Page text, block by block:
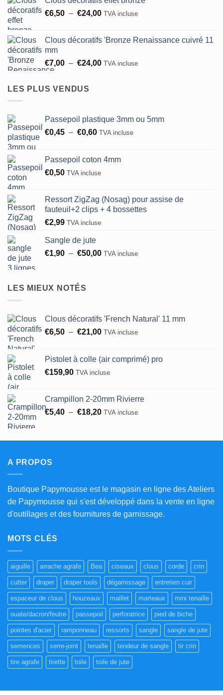
prix :
€5,30
€6,50 – €24,00Plage
€6,50
€24,00
TVA incluse
Clous décoratifs 'Bronze Renaissance cuivré 11
mm
€7,00 – €24,00Plage
€24,00
TVA incluse
LES PLUS VENDUS
Passepoil plastique 3mm ou 5mm
€0,45 – €0,60Plage
€0,45
à
TVA incluse
Passepoil coton 4mm
€0,50 TVA incluse
Ressort ZigZag (Nosag) pour assise de
fauteuil+2 clips + 4 bossettes
€2,99 TVA incluse
Sangle de jute
€1,90 – €50,00Plage
TVA incluse
LES MIEUX NOTÉS
Clous décoratifs 'French Natural' 11 mm
€6,50 – €21,00Plage
€6,50
à
TVA incluse
Pistolet à colle (air comprimé) pro
€159,90 TVA incluse
Crampillon 2-20mm Rivierre
€5,40 – €18,20Plage
€5,40
TVA incluse
A PROPOS
Boutique Papymousse est le magasin en ligne des Ateliers
de Papymousse qui s'est développé dans la vente en ligne
d'outillages et des fournitures de garnissage.
MOTS CLÉS
aiguille arrache agrafe Bea ciseaux clous corde crin
cutter draper draper tools dégarnissage entretien cuir
espaceur de clous houzeaux maillet marteaux mini tenaille
ouate/dacron/feutre passepoil perforatrice pied de biche
pointes d'acier ramponneau ressorts sangle sangle de jute
semences serre-joint tenaille tendeur de sangle tir crin
tire agrafe tirette toile toile de jute